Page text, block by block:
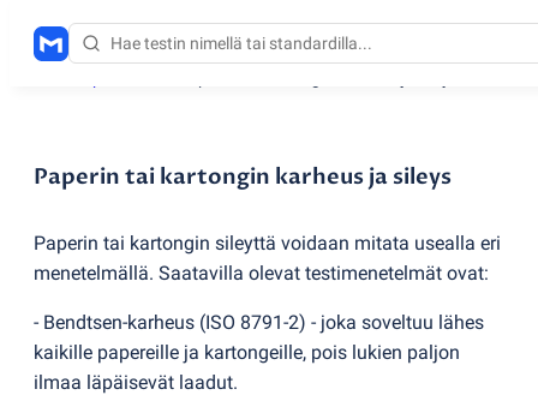
Paperin tai kartongin karheus ja sileys
Paperin tai kartongin sileyttä voidaan mitata usealla eri
menetelmällä. Saatavilla olevat testimenetelmät ovat:
- Bendtsen-karheus (ISO 8791-2) - joka soveltuu lähes
kaikille papereille ja kartongeille, pois lukien paljon
ilmaa läpäisevät laadut.